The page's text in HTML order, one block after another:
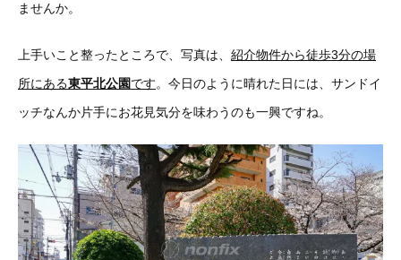
ませんか。
上手いこと整ったところで、写真は、 紹介物件から徒歩3分の場
所にある東平北公園です。 今日のように晴れた日には、サンドイ
ッチなんか片手にお花見気分を味わうのも一興ですね。